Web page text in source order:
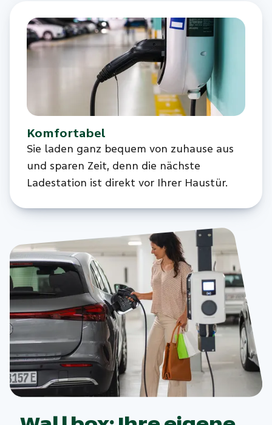
Komfortabel
Sie laden ganz bequem von zuhause aus
und sparen Zeit, denn die nächste
Ladestation ist direkt vor Ihrer Haustür.